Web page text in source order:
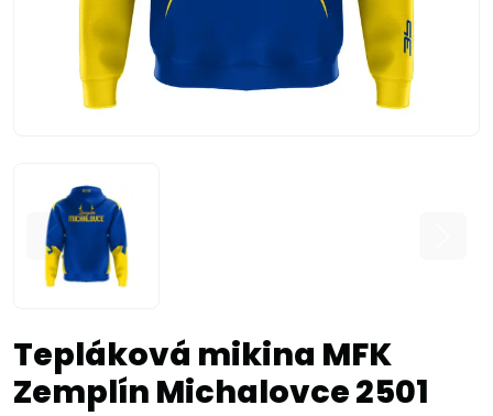
Tepláková mikina MFK
Zemplín Michalovce 2501